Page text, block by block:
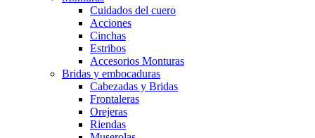
Cuidados del cuero
Acciones
Cinchas
Estribos
Accesorios Monturas
Bridas y embocaduras
Cabezadas y Bridas
Frontaleras
Orejeras
Riendas